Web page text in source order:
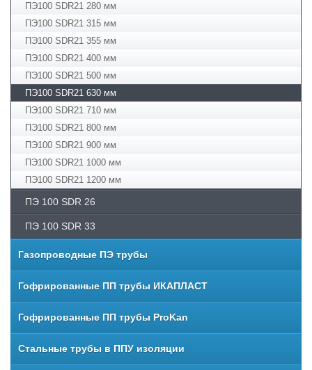
ПЭ100 SDR21 280 мм
ПЭ100 SDR21 315 мм
ПЭ100 SDR21 355 мм
ПЭ100 SDR21 400 мм
ПЭ100 SDR21 500 мм
ПЭ100 SDR21 630 мм
ПЭ100 SDR21 710 мм
ПЭ100 SDR21 800 мм
ПЭ100 SDR21 900 мм
ПЭ100 SDR21 1000 мм
ПЭ100 SDR21 1200 мм
ПЭ­ 100 SDR 26
ПЭ 100 SDR 33
Газопроводные ПЭ трубы
Гофрированные ПП трубы ИКАПЛАСТ
Гофрированные ПП трубы ProKan
Стальные трубы в ППУ изоляции